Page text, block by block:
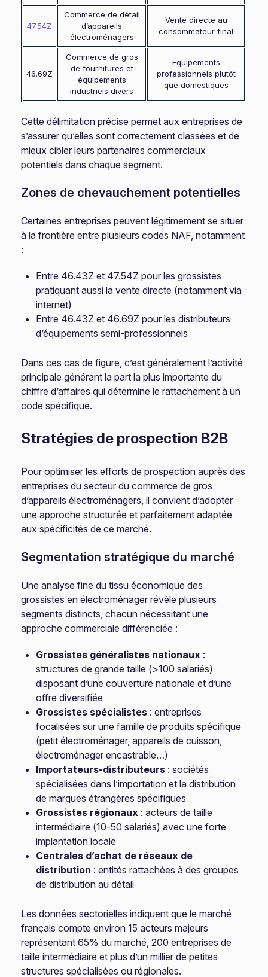
47.54Z
Commerce de détail
d’appareils
électroménagers
Vente directe au
consommateur final
46.69Z
Commerce de gros
de fournitures et
équipements
industriels divers
Équipements
professionnels plutôt
que domestiques
Cette délimitation précise permet aux entreprises de
s’assurer qu’elles sont correctement classées et de
mieux cibler leurs partenaires commerciaux
potentiels dans chaque segment.
Zones de chevauchement potentielles
Certaines entreprises peuvent légitimement se situer
à la frontière entre plusieurs codes NAF, notamment
:
Entre 46.43Z et 47.54Z pour les grossistes
pratiquant aussi la vente directe (notamment via
internet)
Entre 46.43Z et 46.69Z pour les distributeurs
d’équipements semi-professionnels
Dans ces cas de figure, c’est généralement l’activité
principale générant la part la plus importante du
chiffre d’affaires qui détermine le rattachement à un
code spécifique.
Stratégies de prospection B2B
Pour optimiser les efforts de prospection auprès des
entreprises du secteur du commerce de gros
d’appareils électroménagers, il convient d’adopter
une approche structurée et parfaitement adaptée
aux spécificités de ce marché.
Segmentation stratégique du marché
Une analyse fine du tissu économique des
grossistes en électroménager révèle plusieurs
segments distincts, chacun nécessitant une
approche commerciale différenciée :
Grossistes généralistes nationaux :
structures de grande taille (>100 salariés)
disposant d’une couverture nationale et d’une
offre diversifiée
Grossistes spécialistes : entreprises
focalisées sur une famille de produits spécifique
(petit électroménager, appareils de cuisson,
électroménager encastrable…)
Importateurs-distributeurs : sociétés
spécialisées dans l’importation et la distribution
de marques étrangères spécifiques
Grossistes régionaux : acteurs de taille
intermédiaire (10-50 salariés) avec une forte
implantation locale
Centrales d’achat de réseaux de
distribution : entités rattachées à des groupes
de distribution au détail
Les données sectorielles indiquent que le marché
français compte environ 15 acteurs majeurs
représentant 65% du marché, 200 entreprises de
taille intermédiaire et plus d’un millier de petites
structures spécialisées ou régionales.